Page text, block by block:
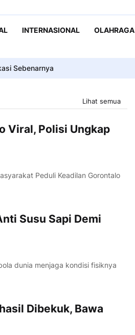
INTERNASIONAL OLAHRAGA
Sebenarnya
Lihat semua
Viral, Polisi Ungkap
Peduli Keadilan Gorontalo
Susu Sapi Demi
dunia menjaga kondisi fisiknya
Dibekuk, Bawa